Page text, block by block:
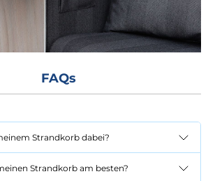
FAQs
Strandkorb dabei?
Strandkorb am besten?